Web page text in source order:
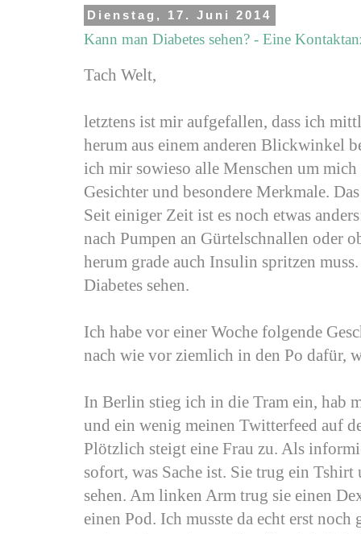
Dienstag, 17. Juni 2014
Kann man Diabetes sehen? - Eine
Tach Welt,
letztens ist mir aufgefallen, dass ich
herum aus einem anderen Blickwinkel
ich mir sowieso alle Menschen um
Gesichter und besondere Merkmale.
Seit einiger Zeit ist es noch etwas
nach Pumpen an Gürtelschnallen oder
herum grade auch Insulin spritzen
Diabetes sehen.
Ich habe vor einer Woche folgende
nach wie vor ziemlich in den Po dafür,
In Berlin stieg ich in die Tram ein, hab
und ein wenig meinen Twitterfeed auf
Plötzlich steigt eine Frau zu. Als
sofort, was Sache ist. Sie trug ein
sehen. Am linken Arm trug sie einen
einen Pod. Ich musste da echt erst noch